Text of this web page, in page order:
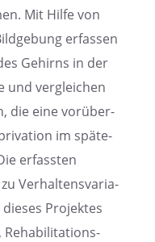
Mit Hilfe von
erfas­sen
Gehirns in der
und verglei­chen
die eine vorüber­
im späte­
erfass­ten
Verhal­tens­va­ria­
Projek­tes
Rehabi­li­ta­ti­ons­